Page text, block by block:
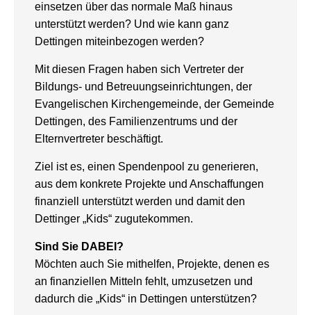
einsetzen über das normale Maß hinaus
unterstützt werden? Und wie kann ganz
Dettingen miteinbezogen werden?
Mit diesen Fragen haben sich Vertreter der
Bildungs- und Betreuungseinrichtungen, der
Evangelischen Kirchengemeinde, der Gemeinde
Dettingen, des Familienzentrums und der
Elternvertreter beschäftigt.
Ziel ist es, einen Spendenpool zu generieren,
aus dem konkrete Projekte und Anschaffungen
finanziell unterstützt werden und damit den
Dettinger „Kids“ zugutekommen.
Sind Sie DABEI?
Möchten auch Sie mithelfen, Projekte, denen es
an finanziellen Mitteln fehlt, umzusetzen und
dadurch die „Kids“ in Dettingen unterstützen?